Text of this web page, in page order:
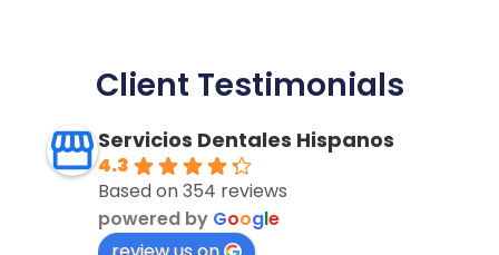
Client Testimonials
Servicios Dentales Hispanos
4.3
Based on 354 reviews
powered by Google